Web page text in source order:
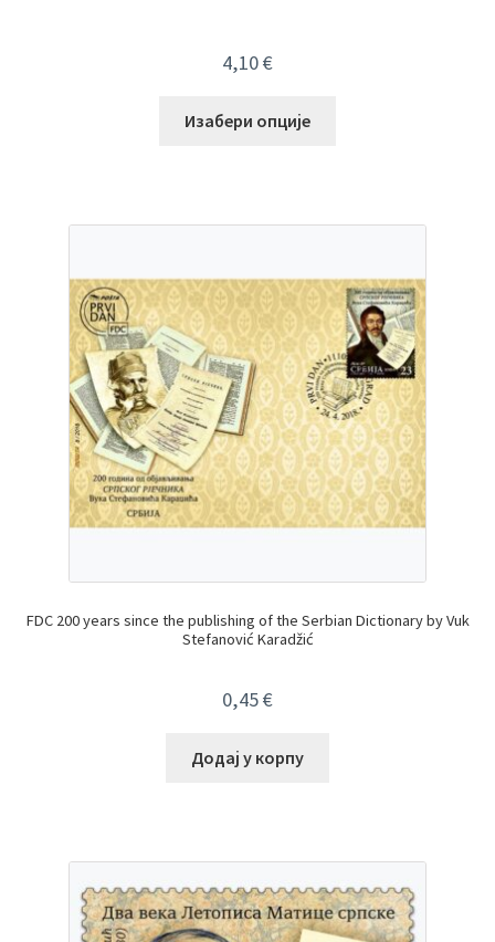
4,10€
Изабери опције
FDC 200 years since the publishing of the Serbian Dictionary by Vuk
Stefanović Karadžić
0,45€
Додај у корпу